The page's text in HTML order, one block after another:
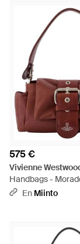
575 €
Vivienne
Handbags -
En Miinto